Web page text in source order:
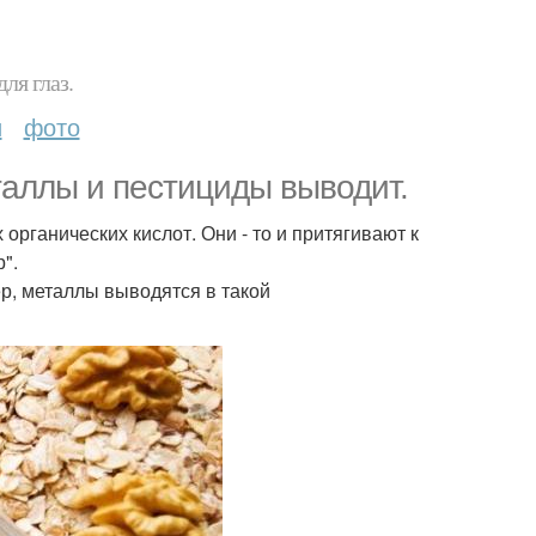
глаз.
фото
и пестициды выводит.
кислот. Они - то и притягивают к
металлы выводятся в такой